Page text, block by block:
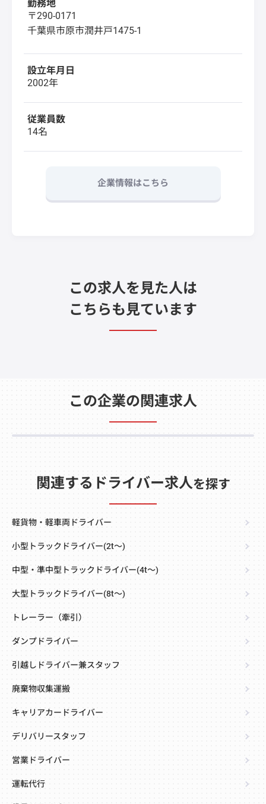
勤務地
〒290-0171
千葉県市原市潤井戸1475-1
設立年月日
2002年
従業員数
14名
企業情報はこちら
この求人を見た人は
こちらも見ています
この企業の関連求人
関連するドライバー求人を探す
軽貨物・軽車両ドライバー
小型トラックドライバー(2t～)
中型・準中型トラックドライバー(4t～)
大型トラックドライバー(8t～)
トレーラー（牽引）
ダンプドライバー
引越しドライバー兼スタッフ
廃棄物収集運搬
キャリアカードライバー
デリバリースタッフ
営業ドライバー
運転代行